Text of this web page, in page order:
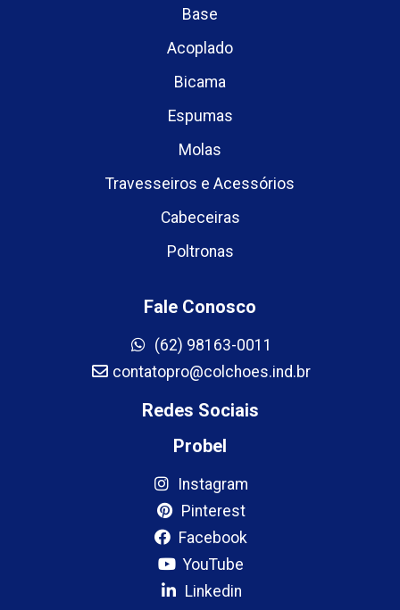
Base
Acoplado
Bicama
Espumas
Molas
Travesseiros e Acessórios
Cabeceiras
Poltronas
Fale Conosco
(62) 98163-0011
contatopro@colchoes.ind.br
Redes Sociais
Probel
Instagram
Pinterest
Facebook
YouTube
Linkedin